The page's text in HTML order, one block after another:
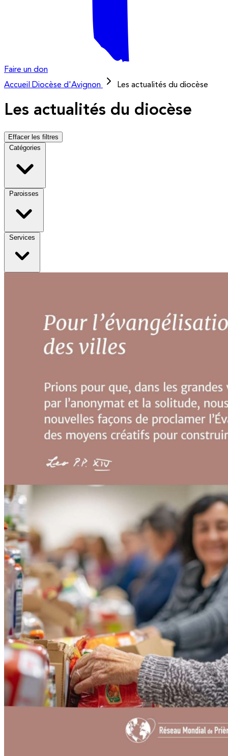
Faire un don
Accueil
Diocèse d'Avignon Les actualités du diocèse
Les actualités du diocèse
Effacer les filtres
Catégories
Paroisses
Services